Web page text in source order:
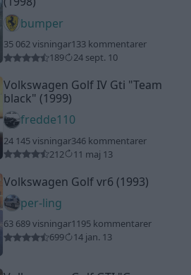
bumper
35 062 visningar133 kommentarer
189
24 sept. 10
Volkswagen Golf IV Gti "Team
black" (1999)
fredde110
24 145 visningar346 kommentarer
212
11 maj 13
Volkswagen Golf vr6 (1993)
per-ling
63 689 visningar1195 kommentarer
699
14 jan. 13